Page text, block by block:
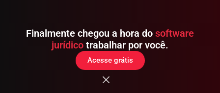
Finalmente chegou a hora do software
jurídico trabalhar por você.
Acesse grátis